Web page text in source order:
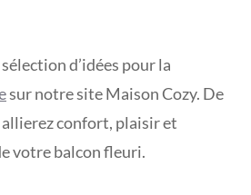
d’idées pour la
sur notre site Maison Cozy. De
confort, plaisir et
votre balcon fleuri.